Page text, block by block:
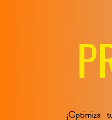
¡Optimiza